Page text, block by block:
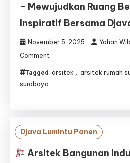
– Mewujudkan Ruang
Inspiratif Bersama
November 5, 2025 Yohan
Comment
Bangunan
Ruang
Berkumpul
yang
Inspiratif
Tagged arsitek , arsitek rumah
surabaya
Djava Lumintu Panen
Arsitek Bangunan